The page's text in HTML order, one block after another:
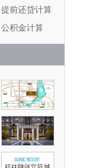
提前还贷计算
公积金计算